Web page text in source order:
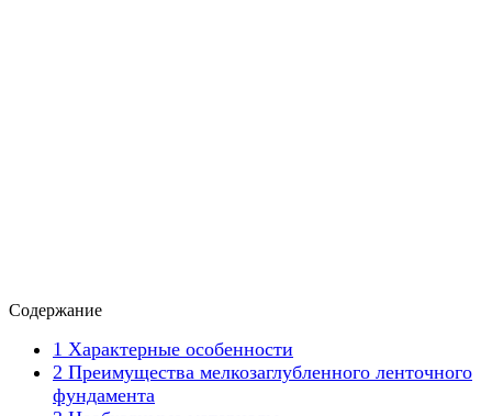
Содержание
1 Характерные особенности
2 Преимущества мелкозаглубленного ленточного
фундамента